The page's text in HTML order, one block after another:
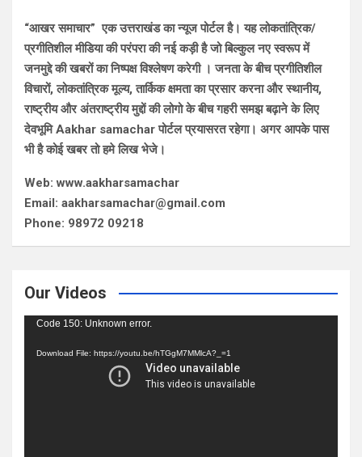
“आखर समाचार” एक उत्तराखंड का न्यूज पोर्टल है। यह लोकतांत्रिक/
प्रगीतिशील मीडिया की परंपरा की नई कड़ी है जो बिल्कुल नए स्वरूप में
जनमुद्दे की खबरों का निष्पक्ष विश्लेषण करेगी । जनता के बीच प्रगीतिशील
विचारों, लोकतांत्रिक मूल्य, तार्किक क्षमता का प्रसार करना और स्थानीय,
राष्ट्रीय और अंतराष्ट्रीय मुद्दों की लोगो के बीच गहरी समझ बढ़ाने के लिए
देवभूमि Aakhar samachar पोर्टल प्रयासरत रहेगा। अगर आपके पास
भी है कोई खबर तो हमे लिख भेजे।
Web: www.aakharsamachar
Email: aakharsamachar@gmail.com
Phone: 98972 09218
Our Videos
Video
Code 150: Unknown error.
Download File: https://youtu.be/hTGgM7MMlcA?_=1